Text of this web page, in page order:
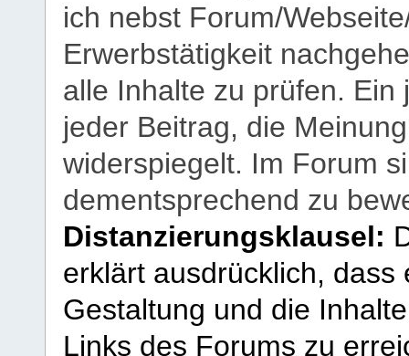
ich nebst Forum/
Erwerbstätigkeit
alle Inhalte zu prüfen.
jeder Beitrag, die
widerspiegelt. Im Forum
dementsprechend zu
Distanzierungsklausel:
erklärt ausdrücklich,
Gestaltung und die
Links des Forums zu